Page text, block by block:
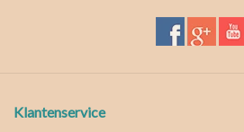
Klantenservice